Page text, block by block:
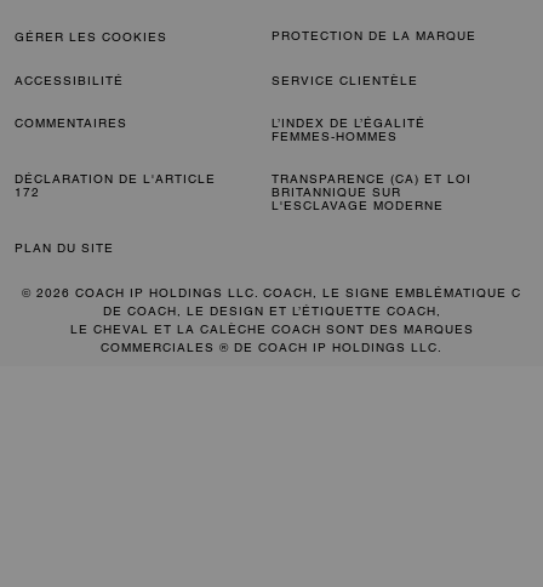
GÉRER LES COOKIES PROTECTION DE LA MARQUE
ACCESSIBILITÉ SERVICE CLIENTÈLE
COMMENTAIRES
L’INDEX DE L’ÉGALITÉ
FEMMES-HOMMES
DÉCLARATION DE L'ARTICLE
172
TRANSPARENCE (CA) ET LOI
BRITANNIQUE SUR
L'ESCLAVAGE MODERNE
PLAN DU SITE
© 2026 COACH IP HOLDINGS LLC. COACH, LE SIGNE EMBLÉMATIQUE C
DE COACH, LE DESIGN ET L’ÉTIQUETTE COACH,
LE CHEVAL ET LA CALÈCHE COACH SONT DES MARQUES
COMMERCIALES ® DE COACH IP HOLDINGS LLC.